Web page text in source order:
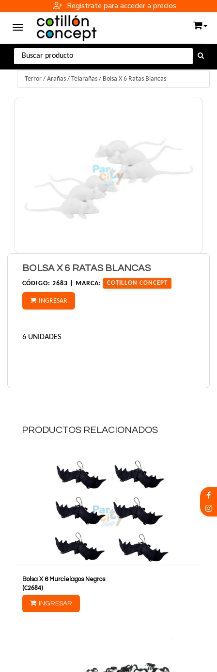
Registrate para acceder a precios
Toggle navigation
Terror / Arañas / Telarañas / Bolsa X 6 Ratas Blancas
BOLSA X 6 RATAS BLANCAS
CÓDIGO: 2683 | MARCA: COTILLON CONCEPT
INGRESAR
6 UNIDADES
PRODUCTOS RELACIONADOS
Bolsa X 6 Murcielagos Negros
(C2684)
INGRESAR